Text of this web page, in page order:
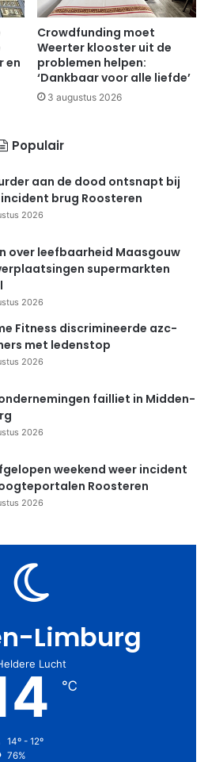
en
Crowdfunding moet
Weerter klooster uit de
problemen helpen:
‘Dankbaar voor alle liefde’
3 augustus 2026
Populair
aan de dood ontsnapt bij
brug Roosteren
2026
over leefbaarheid Maasgouw
supermarkten
2026
Fitness discrimineerde azc-
met ledenstop
2026
failliet in Midden-
2026
weekend weer incident
Roosteren
2026
Limburg
Lucht
℃
14º - 12º
76%